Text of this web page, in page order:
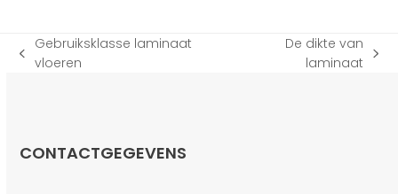
previous
Gebruiksklasse laminaat
vloeren
De dikte van
laminaat
CONTACTGEGEVENS